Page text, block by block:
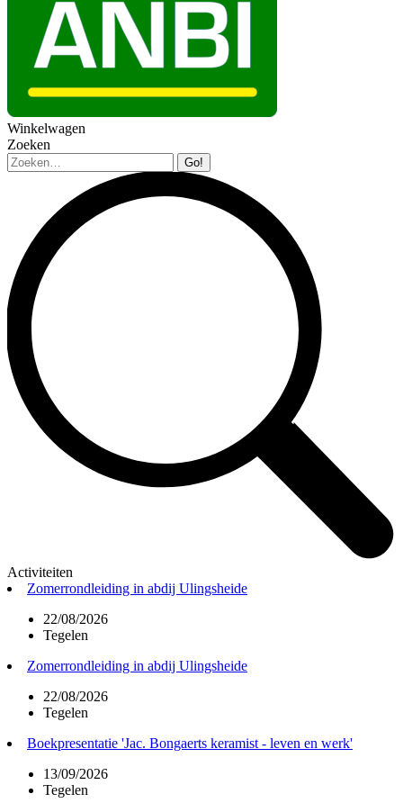
Winkelwagen
Zoeken
Zoeken:
Activiteiten
Zomerrondleiding in abdij Ulingsheide
22/08/2026
Tegelen
Zomerrondleiding in abdij Ulingsheide
22/08/2026
Tegelen
Boekpresentatie 'Jac. Bongaerts keramist - leven en werk'
13/09/2026
Tegelen